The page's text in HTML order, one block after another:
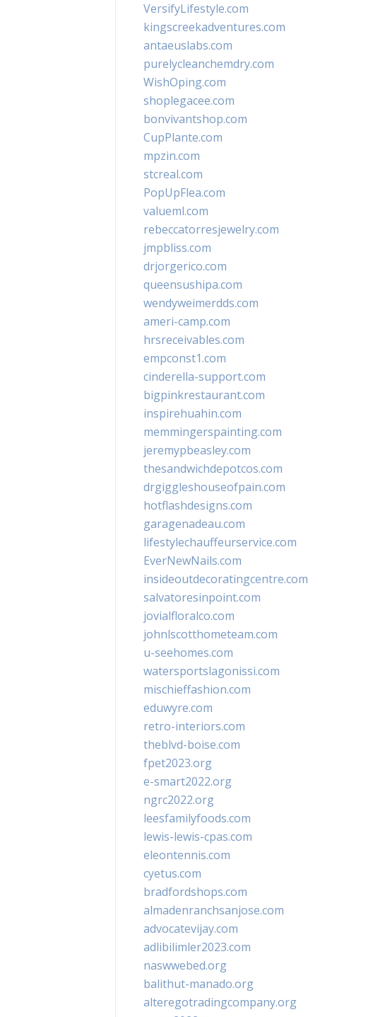
VersifyLifestyle.com
kingscreekadventures.com
antaeuslabs.com
purelycleanchemdry.com
WishOping.com
shoplegacee.com
bonvivantshop.com
CupPlante.com
mpzin.com
stcreal.com
PopUpFlea.com
valueml.com
rebeccatorresjewelry.com
jmpbliss.com
drjorgerico.com
queensushipa.com
wendyweimerdds.com
ameri-camp.com
hrsreceivables.com
empconst1.com
cinderella-support.com
bigpinkrestaurant.com
inspirehuahin.com
memmingerspainting.com
jeremypbeasley.com
thesandwichdepotcos.com
drgiggleshouseofpain.com
hotflashdesigns.com
garagenadeau.com
lifestylechauffeurservice.com
EverNewNails.com
insideoutdecoratingcentre.com
salvatoresinpoint.com
jovialfloralco.com
johnlscotthometeam.com
u-seehomes.com
watersportslagonissi.com
mischieffashion.com
eduwyre.com
retro-interiors.com
theblvd-boise.com
fpet2023.org
e-smart2022.org
ngrc2022.org
leesfamilyfoods.com
lewis-lewis-cpas.com
eleontennis.com
cyetus.com
bradfordshops.com
almadenranchsanjose.com
advocatevijay.com
adlibilimler2023.com
naswwebed.org
balithut-manado.org
alteregotradingcompany.org